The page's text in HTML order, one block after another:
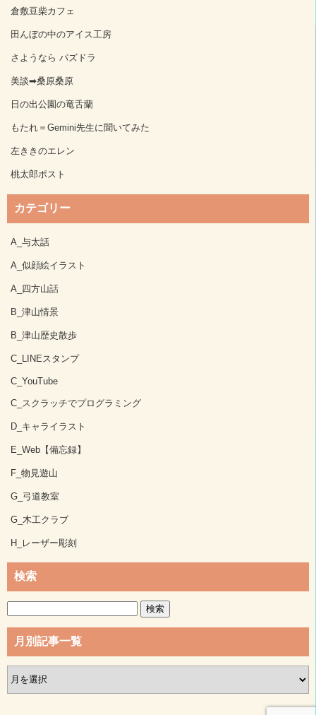
倉敷豆柴カフェ
田んぼの中のアイス工房
さようなら パズドラ
美談➡桑原桑原
日の出公園の竜舌蘭
もたれ＝Gemini先生に聞いてみた
左ききのエレン
桃太郎ポスト
カテゴリー
A_与太話
A_似顔絵イラスト
A_四方山話
B_津山情景
B_津山歴史散歩
C_LINEスタンプ
C_YouTube
C_スクラッチでプログラミング
D_キャライラスト
E_Web【備忘録】
F_物見遊山
G_弓道教室
G_木工クラブ
H_レーザー彫刻
検索
月別記事一覧
別